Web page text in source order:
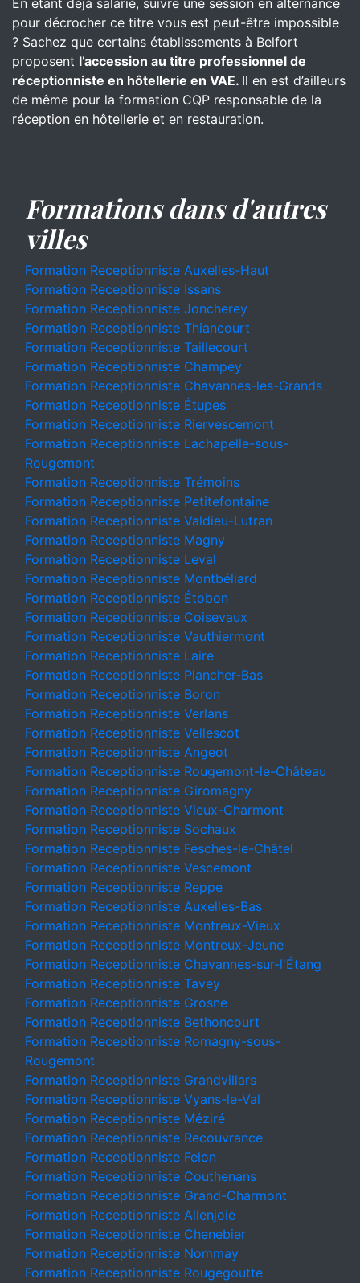
En étant déjà salarié, suivre une session en alternance
pour décrocher ce titre vous est peut-être impossible
? Sachez que certains établissements à Belfort
proposent l’accession au titre professionnel de
réceptionniste en hôtellerie en VAE. Il en est d’ailleurs
de même pour la formation CQP responsable de la
réception en hôtellerie et en restauration.
Formations dans d'autres
villes
Formation Receptionniste Auxelles-Haut
Formation Receptionniste Issans
Formation Receptionniste Joncherey
Formation Receptionniste Thiancourt
Formation Receptionniste Taillecourt
Formation Receptionniste Champey
Formation Receptionniste Chavannes-les-Grands
Formation Receptionniste Étupes
Formation Receptionniste Riervescemont
Formation Receptionniste Lachapelle-sous-
Rougemont
Formation Receptionniste Trémoins
Formation Receptionniste Petitefontaine
Formation Receptionniste Valdieu-Lutran
Formation Receptionniste Magny
Formation Receptionniste Leval
Formation Receptionniste Montbéliard
Formation Receptionniste Étobon
Formation Receptionniste Coisevaux
Formation Receptionniste Vauthiermont
Formation Receptionniste Laire
Formation Receptionniste Plancher-Bas
Formation Receptionniste Boron
Formation Receptionniste Verlans
Formation Receptionniste Vellescot
Formation Receptionniste Angeot
Formation Receptionniste Rougemont-le-Château
Formation Receptionniste Giromagny
Formation Receptionniste Vieux-Charmont
Formation Receptionniste Sochaux
Formation Receptionniste Fesches-le-Châtel
Formation Receptionniste Vescemont
Formation Receptionniste Reppe
Formation Receptionniste Auxelles-Bas
Formation Receptionniste Montreux-Vieux
Formation Receptionniste Montreux-Jeune
Formation Receptionniste Chavannes-sur-l'Étang
Formation Receptionniste Tavey
Formation Receptionniste Grosne
Formation Receptionniste Bethoncourt
Formation Receptionniste Romagny-sous-
Rougemont
Formation Receptionniste Grandvillars
Formation Receptionniste Vyans-le-Val
Formation Receptionniste Méziré
Formation Receptionniste Recouvrance
Formation Receptionniste Felon
Formation Receptionniste Couthenans
Formation Receptionniste Grand-Charmont
Formation Receptionniste Allenjoie
Formation Receptionniste Chenebier
Formation Receptionniste Nommay
Formation Receptionniste Rougegoutte